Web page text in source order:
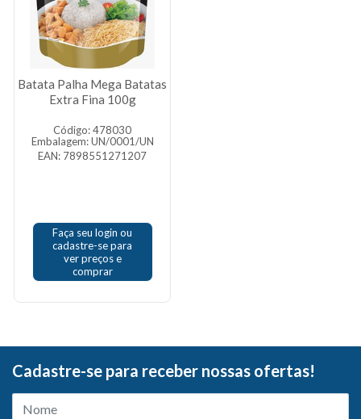
Batata Palha Mega Batatas
Extra Fina 100g
Código: 478030
Embalagem: UN/0001/UN
EAN: 7898551271207
Faça seu login ou
cadastre-se para
ver preços e
comprar
Cadastre-se para receber nossas ofertas!